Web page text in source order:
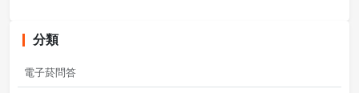
分類
電子菸問答